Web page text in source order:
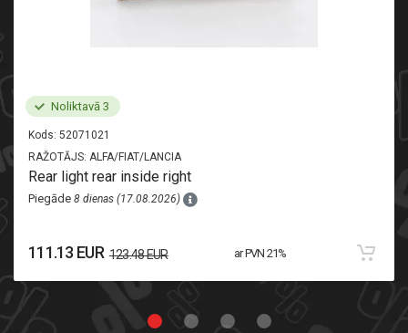
Noliktavā 3
Kods: 52071021
RAŽOTĀJS: ALFA/FIAT/LANCIA
Rear light rear inside right
Piegāde 8 dienas (17.08.2026)
111.13 EUR 123.48 EUR ar PVN 21%